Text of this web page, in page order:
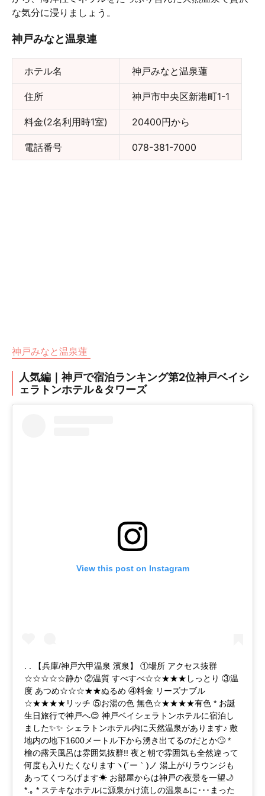
な気分に浸りましょう。
神戸みなと温泉連
ホテル名 神戸みなと温泉蓮
住所 神戸市中央区新港町1-1
料金(2名利用時1室) 20400円から
電話番号 078-381-7000
神戸みなと温泉蓮
人気編｜神戸で宿泊ランキング第2位神戸ベイシ
ェラトンホテル＆タワーズ
View this post on Instagram
. . 【兵庫/神戸六甲温泉 濱泉】 ①場所 アクセス抜群
☆☆☆☆☆静か ②温質 すべすべ☆☆★★★しっとり ③温
度 あつめ☆☆☆★★ぬるめ ④料金 リーズナブル
☆★★★★リッチ ⑤お湯の色 無色☆★★★★有色 * お誕
生日旅行で神戸へ😊 神戸ベイシェラトンホテルに宿泊し
ました✨✨ シェラトンホテル内に天然温泉があります♪ 敷
地内の地下1600メートル下から湧き出てるのだとか🙄 *
檜の露天風呂は雰囲気抜群!! 夜と朝で雰囲気も全然違って
何度も入りたくなりますヽ(´ー｀)ノ 湯上がりラウンジも
あってくつろげます☀︎ お部屋からは神戸の夜景を一望🌙
*.｡ * ステキなホテルに源泉かけ流しの温泉♨️に･･･まった